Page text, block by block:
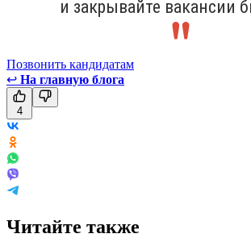
и закрывайте вакансии
Позвонить кандидатам
↩ На главную блога
4
Читайте также